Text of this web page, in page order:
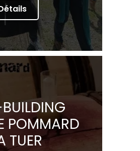
POMMARD
TUER